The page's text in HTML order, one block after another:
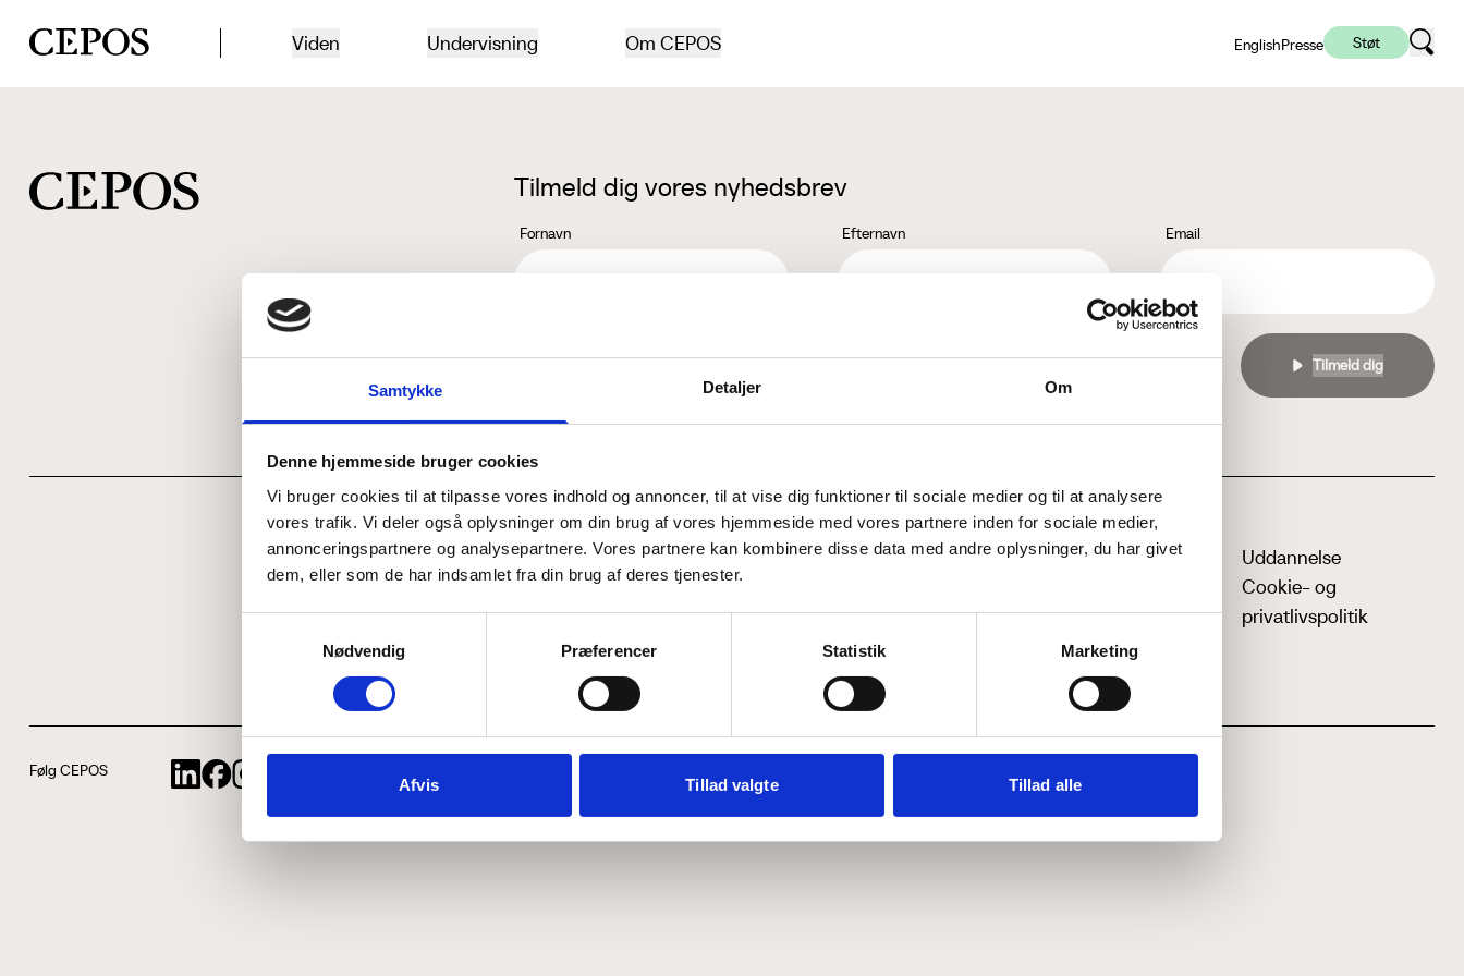
Samtykke Detaljer Om
Denne hjemmeside bruger cookies
Vi bruger cookies til at tilpasse vores indhold og annoncer, til at vise dig funktioner til sociale medier og til at analysere
vores trafik. Vi deler også oplysninger om din brug af vores hjemmeside med vores partnere inden for sociale medier,
annonceringspartnere og analysepartnere. Vores partnere kan kombinere disse data med andre oplysninger, du har givet
dem, eller som de har indsamlet fra din brug af deres tjenester.
Nødvendig
Præferencer Statistik Marketing
Afvis Tillad valgte Tillad alle
CEPOS logo Viden Undervisning Om CEPOS EnglishPresse Støt
Tilmeld dig vores nyhedsbrev
Fornavn Efternavn Email
Jeg accepterer behandlingen af mine personoplysninger i henhold tilprivatlivspolitikken
Hvem er CEPOS
Vores værdier
Medarbejdere
Kontakt
Analyser
ABCepos
Podcast
Uddannelse
Cookie- og
privatlivspolitik
Følg CEPOS